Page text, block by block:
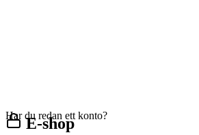
E-shop
Har du redan ett konto?